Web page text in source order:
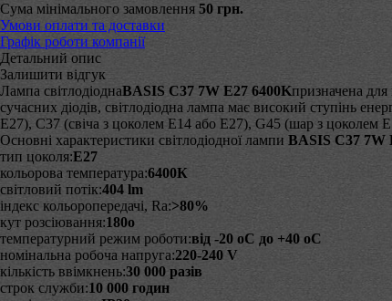
Сума мінімального замовлення 50 грн.
Умови оплати та доставки
Графік роботи компанії
Детальний опис
Залишити відгук
Лампа світлодіоднаBASIS C37 7W E27 6400Kпризначена
сучасних діодів, світлодіодна лампа має високий ступінь
Е27), С37 (свіча з цоколем Е14 або Е27), G45 (шар з цоколем
Основні характеристики світлодіодної лампи BASIS C37 7W
тип цоколя:Е27
кольорова температура:6400К
світловий потік:404 lm
індекс кольоропередачі, Ra:>80%
кут розсіювання:180o
температурний режим роботи:від -20 oC до +40 oC
номінальна робоча напруга:220-240 V
кількість ввімкнень:30 000 разів
строк служби:10 000 годин